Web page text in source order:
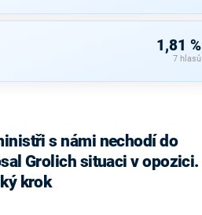
1,81 %
7 hlasů
s námi nechodí do
Grolich situaci v opozici.
krok